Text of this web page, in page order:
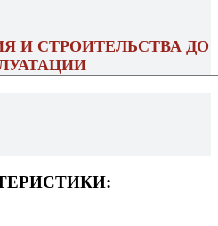
И СТРОИТЕЛЬСТВА ДО